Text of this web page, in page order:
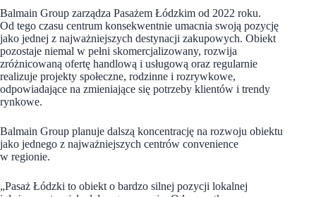
Balmain Group zarządza Pasażem Łódzkim od 2022 roku.
Od tego czasu centrum konsekwentnie umacnia swoją pozycję
jako jednej z najważniejszych destynacji zakupowych. Obiekt
pozostaje niemal w pełni skomercjalizowany, rozwija
zróżnicowaną ofertę handlową i usługową oraz regularnie
realizuje projekty społeczne, rodzinne i rozrywkowe,
odpowiadające na zmieniające się potrzeby klientów i trendy
rynkowe.
Balmain Group planuje dalszą koncentrację na rozwoju obiektu
jako jednego z najważniejszych centrów convenience
w regionie.
„Pasaż Łódzki to obiekt o bardzo silnej pozycji lokalnej